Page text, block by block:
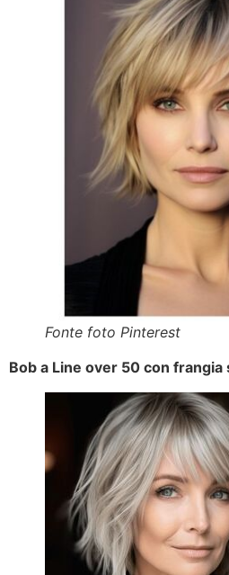
Fonte foto Pinterest
Bob a Line over 50 con frangia